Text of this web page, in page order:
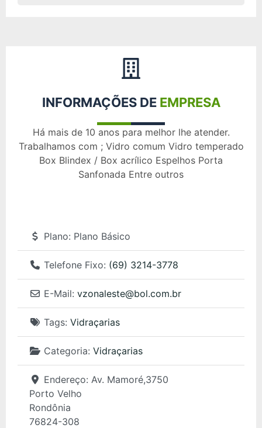
INFORMAÇÕES DE EMPRESA
Há mais de 10 anos para melhor lhe atender.
Trabalhamos com ; Vidro comum Vidro temperado
Box Blindex / Box acrílico Espelhos Porta
Sanfonada Entre outros
Plano: Plano Básico
Telefone Fixo: (69) 3214-3778
E-Mail: vzonaleste@bol.com.br
Tags: Vidraçarias
Categoria: Vidraçarias
Endereço: Av. Mamoré,3750
Porto Velho
Rondônia
76824-308